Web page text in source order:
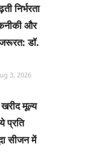
निर्भरता
और
जरूरत: डॉ.
3, 2026
मूल्य
प्रति
सीजन में